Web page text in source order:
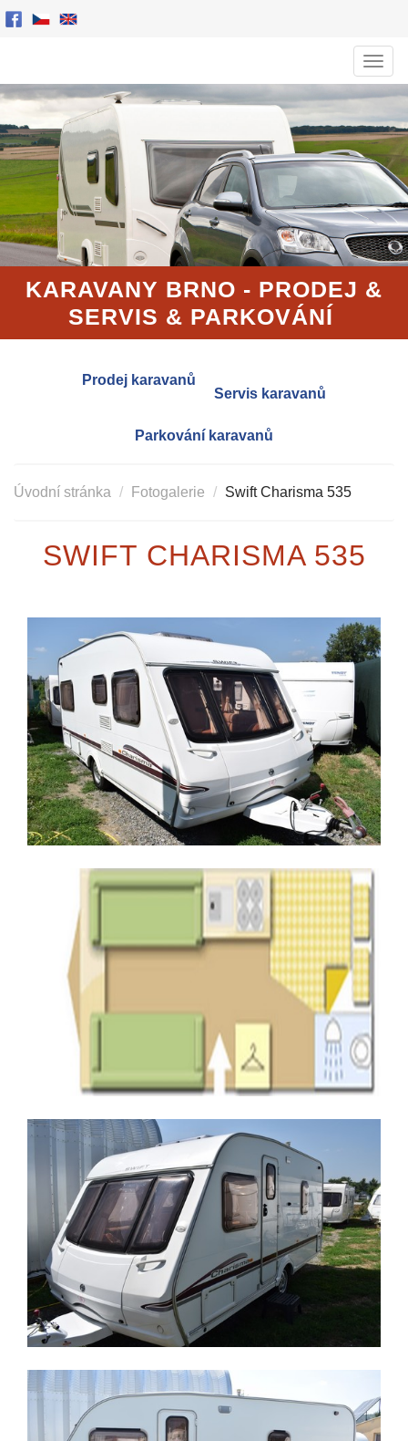
KARAVANY BRNO - PRODEJ &
SERVIS & PARKOVÁNÍ
Prodej karavanů
Servis karavanů
Parkování karavanů
Úvodní stránka Fotogalerie Swift Charisma 535
SWIFT CHARISMA 535